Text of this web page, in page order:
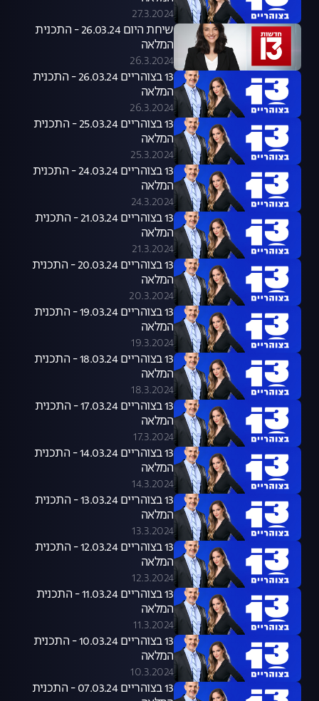
27.3.2024
שיחת היום 26.03.24 - התכנית
המלאה
26.3.2024
13 בצוהריים 26.03.24 - התכנית
המלאה
26.3.2024
13 בצוהריים 25.03.24 - התכנית
המלאה
25.3.2024
13 בצוהריים 24.03.24 - התכנית
המלאה
24.3.2024
13 בצוהריים 21.03.24 - התכנית
המלאה
21.3.2024
13 בצוהריים 20.03.24 - התכנית
המלאה
20.3.2024
13 בצוהריים 19.03.24 - התכנית
המלאה
19.3.2024
13 בצוהריים 18.03.24 - התכנית
המלאה
18.3.2024
13 בצוהריים 17.03.24 - התכנית
המלאה
17.3.2024
13 בצוהריים 14.03.24 - התכנית
המלאה
14.3.2024
13 בצוהריים 13.03.24 - התכנית
המלאה
13.3.2024
13 בצוהריים 12.03.24 - התכנית
המלאה
12.3.2024
13 בצוהריים 11.03.24 - התכנית
המלאה
11.3.2024
13 בצוהריים 10.03.24 - התכנית
המלאה
10.3.2024
13 בצוהריים 07.03.24 - התכנית